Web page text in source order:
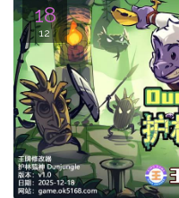
18
12